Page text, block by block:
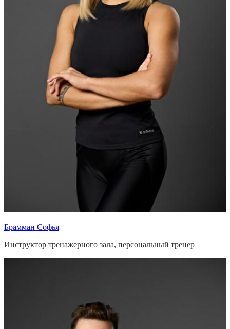
Брамман Софья
Инструктор тренажерного зала, персональный тренер